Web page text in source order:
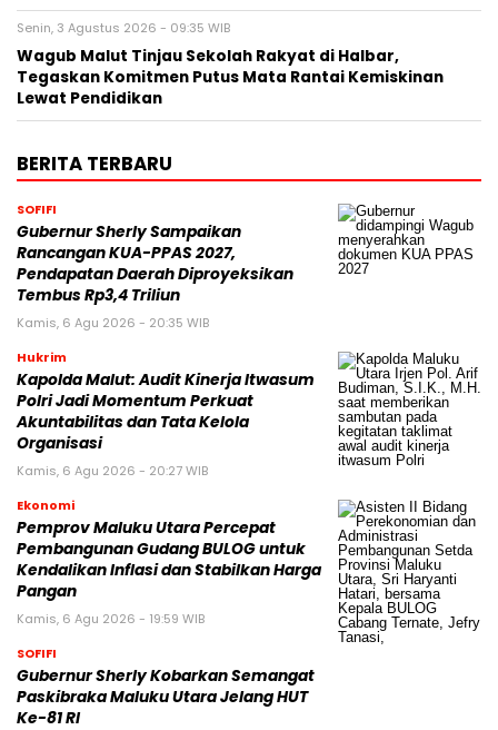
Senin, 3 Agustus 2026 - 09:35 WIB
Wagub Malut Tinjau Sekolah Rakyat di Halbar,
Tegaskan Komitmen Putus Mata Rantai Kemiskinan
Lewat Pendidikan
BERITA TERBARU
SOFIFI
Gubernur Sherly Sampaikan
Rancangan KUA-PPAS 2027,
Pendapatan Daerah Diproyeksikan
Tembus Rp3,4 Triliun
Kamis, 6 Agu 2026 - 20:35 WIB
Hukrim
Kapolda Malut: Audit Kinerja Itwasum
Polri Jadi Momentum Perkuat
Akuntabilitas dan Tata Kelola
Organisasi
Kamis, 6 Agu 2026 - 20:27 WIB
Ekonomi
Pemprov Maluku Utara Percepat
Pembangunan Gudang BULOG untuk
Kendalikan Inflasi dan Stabilkan Harga
Pangan
Kamis, 6 Agu 2026 - 19:59 WIB
SOFIFI
Gubernur Sherly Kobarkan Semangat
Paskibraka Maluku Utara Jelang HUT
Ke-81 RI